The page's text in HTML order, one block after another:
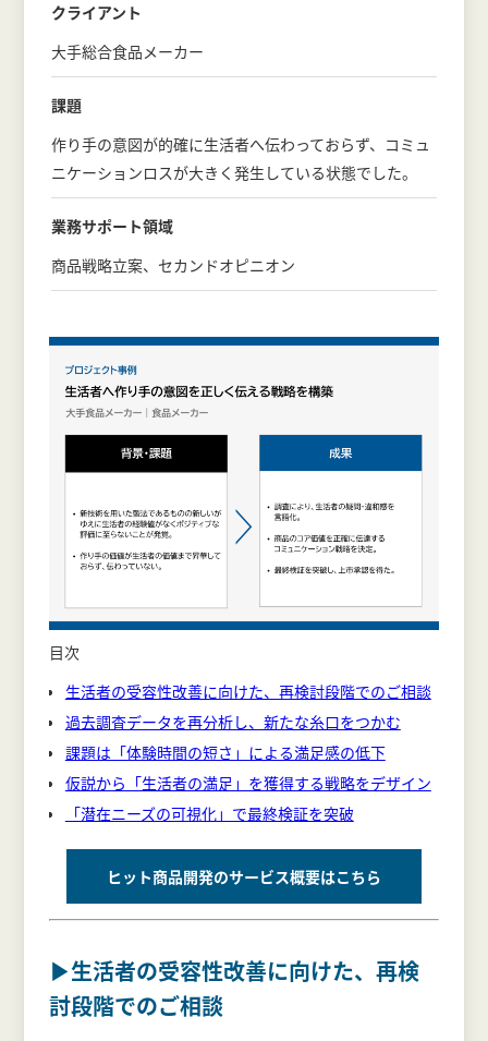
クライアント
大手総合食品メーカー
課題
作り手の意図が的確に生活者へ伝わっておらず、コミュ
ニケーションロスが大きく発生している状態でした。
業務サポート領域
商品戦略立案、セカンドオピニオン
目次
生活者の受容性改善に向けた、再検討段階でのご相談
過去調査データを再分析し、新たな糸口をつかむ
課題は「体験時間の短さ」による満足感の低下
仮説から「生活者の満足」を獲得する戦略をデザイン
「潜在ニーズの可視化」で最終検証を突破
ヒット商品開発のサービス概要はこちら
▶生活者の受容性改善に向けた、再検
討段階でのご相談